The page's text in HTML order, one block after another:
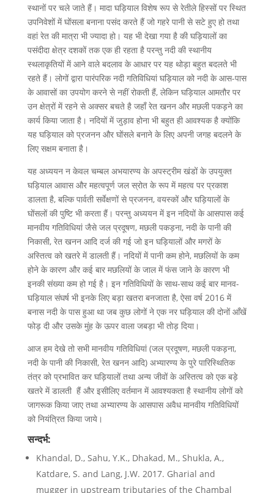
स्थानों पर चले जाते हैं। मादा घड़ियाल विशेष रूप से रेतीले हिस्सों पर स्थित
उपनिवेशों में घोंसला बनाना पसंद करते हैं जो गहरे पानी से सटे हुए हो तथा
वहां रेत की मात्रा भी ज्यादा हो। यह भी देखा गया है की घड़ियालों का
पसंदीदा क्षेत्र दशकों तक एक ही रहता है परन्तु नदी की स्थानीय
स्थलाकृतियों में आने वाले बदलाव के आधार पर यह थोड़ा बहुत बदलते भी
रहते हैं। लोगों द्वारा पारंपरिक नदी गतिविधियां घड़ियाल को नदी के आस-पास
के आवासों का उपयोग करने से नहीं रोकती हैं, लेकिन घड़ियाल आमतौर पर
उन क्षेत्रों में रहने से अक्सर बचते है जहाँ रेत खनन और मछली पकड़ने का
कार्य किया जाता है। नदियों में जुड़ाव होना भी बहुत ही आवश्यक है क्योंकि
यह घड़ियाल को प्रजनन और घोंसले बनाने के लिए अपनी जगह बदलने के
लिए सक्षम बनाता है।
यह अध्ययन न केवल चम्बल अभयारण्य के अपस्ट्रीम खंडों के उपयुक्त
घड़ियाल आवास और महत्वपूर्ण जल स्रोत के रूप में महत्व पर प्रकाश
डालता है, बल्कि पार्वती सर्वेक्षणों से प्रजनन, वयस्कों और घड़ियालों के
घोंसलों की पुष्टि भी करता हैं। परन्तु अध्ययन में इन नदियों के आसपास कई
मानवीय गतिविधियां जैसे जल प्रदूषण, मछली पकड़ना, नदी के पानी की
निकासी, रेत खनन आदि दर्ज की गई जो इन घड़ियालों और मगरों के
अस्तित्व को खतरे में डालती हैं। नदियों में पानी कम होने, मछलियों के कम
होने के कारण और कई बार मछलियों के जाल में फंस जाने के कारण भी
इनकी संख्या कम हो गई है। इन गतिविधियों के साथ-साथ कई बार मानव-
घड़ियाल संघर्ष भी इनके लिए बड़ा खतरा बनजाता है, ऐसा वर्ष 2016 में
बनास नदी के पास हुआ था जब कुछ लोगों ने एक नर घड़ियाल की दोनों आँखें
फोड़ दी और उसके मुंह के ऊपर वाला जबड़ा भी तोड़ दिया।
आज हम देखे तो सभी मानवीय गतिविधियां (जल प्रदूषण, मछली पकड़ना,
नदी के पानी की निकासी, रेत खनन आदि) अभ्यारण्य के पुरे पारिस्थितिक
तंत्र को प्रभावित कर घड़ियालों तथा अन्य जीवों के अस्तित्व को एक बड़े
खतरे में डालती हैं और इसीलिए वर्तमान में आवश्यकता है स्थानीय लोगों को
जागरूक किया जाए तथा अभ्यारण्य के आसपास अवैध मानवीय गतिविधियों
को नियंत्रित किया जाये।
सन्दर्भ:
Khandal, D., Sahu, Y.K., Dhakad, M., Shukla, A.,
Katdare, S. and Lang, J.W. 2017. Gharial and
mugger in upstream tributaries of the Chambal